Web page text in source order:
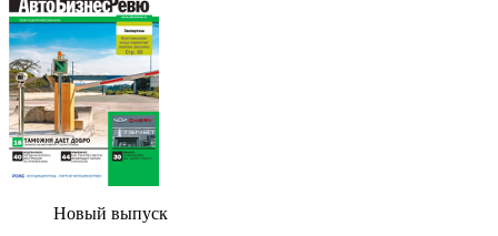
Новый выпуск